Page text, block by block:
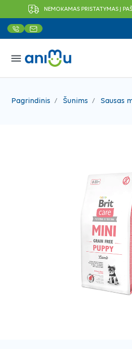
NEMOKAMAS PRISTATYMAS Į
menu
Pagrindinis Šunims Sausas